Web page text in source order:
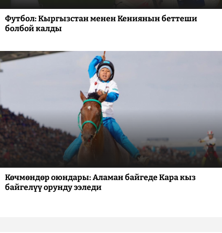
Футбол: Кыргызстан менен Кениянын беттеши
болбой калды
Көчмөндөр оюндары: Аламан байгеде Кара кыз
байгелүү орунду ээледи